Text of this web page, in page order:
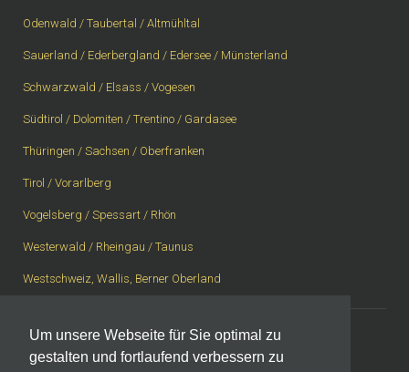
Um unsere Webseite für Sie optimal zu
gestalten und fortlaufend verbessern zu
Odenwald / Taubertal / Altmühltal
Sauerland / Ederbergland / Edersee / Münsterland
Schwarzwald / Elsass / Vogesen
Südtirol / Dolomiten / Trentino / Gardasee
Thüringen / Sachsen / Oberfranken
Tirol / Vorarlberg
Vogelsberg / Spessart / Rhön
Westerwald / Rheingau / Taunus
Westschweiz, Wallis, Berner Oberland
Impressum |Datenschutzerklärung